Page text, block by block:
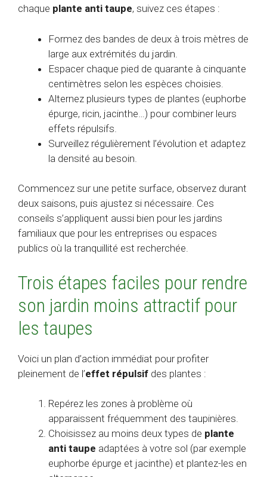
chaque plante anti taupe, suivez ces étapes :
Formez des bandes de deux à trois mètres de
large aux extrémités du jardin.
Espacer chaque pied de quarante à cinquante
centimètres selon les espèces choisies.
Alternez plusieurs types de plantes (euphorbe
épurge, ricin, jacinthe…) pour combiner leurs
effets répulsifs.
Surveillez régulièrement l’évolution et adaptez
la densité au besoin.
Commencez sur une petite surface, observez durant
deux saisons, puis ajustez si nécessaire. Ces
conseils s’appliquent aussi bien pour les jardins
familiaux que pour les entreprises ou espaces
publics où la tranquillité est recherchée.
Trois étapes faciles pour rendre
son jardin moins attractif pour
les taupes
Voici un plan d’action immédiat pour profiter
pleinement de l’effet répulsif des plantes :
Repérez les zones à problème où
apparaissent fréquemment des taupinières.
Choisissez au moins deux types de plante
anti taupe adaptées à votre sol (par exemple
euphorbe épurge et jacinthe) et plantez-les en